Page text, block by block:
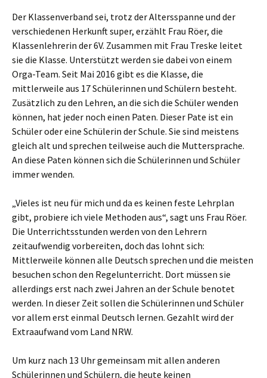
Der Klassenverband sei, trotz der Altersspanne und der
verschiedenen Herkunft super, erzählt Frau Röer, die
Klassenlehrerin der 6V. Zusammen mit Frau Treske leitet
sie die Klasse. Unterstützt werden sie dabei von einem
Orga-Team. Seit Mai 2016 gibt es die Klasse, die
mittlerweile aus 17 Schülerinnen und Schülern besteht.
Zusätzlich zu den Lehren, an die sich die Schüler wenden
können, hat jeder noch einen Paten. Dieser Pate ist ein
Schüler oder eine Schülerin der Schule. Sie sind meistens
gleich alt und sprechen teilweise auch die Muttersprache.
An diese Paten können sich die Schülerinnen und Schüler
immer wenden.
„Vieles ist neu für mich und da es keinen feste Lehrplan
gibt, probiere ich viele Methoden aus“, sagt uns Frau Röer.
Die Unterrichtsstunden werden von den Lehrern
zeitaufwendig vorbereiten, doch das lohnt sich:
Mittlerweile können alle Deutsch sprechen und die meisten
besuchen schon den Regelunterricht. Dort müssen sie
allerdings erst nach zwei Jahren an der Schule benotet
werden. In dieser Zeit sollen die Schülerinnen und Schüler
vor allem erst einmal Deutsch lernen. Gezahlt wird der
Extraaufwand vom Land NRW.
Um kurz nach 13 Uhr gemeinsam mit allen anderen
Schülerinnen und Schülern, die heute keinen